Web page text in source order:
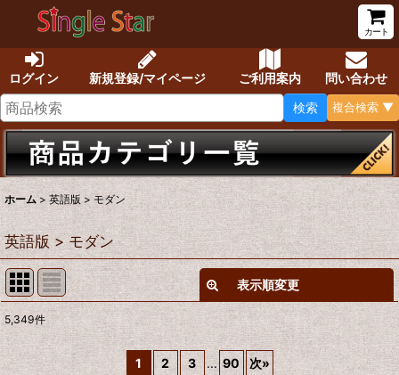
カート
ログイン 新規登録/マイページ ご利用案内
問い合わせ
検索
複合検索 ▼
ホーム > 英語版 > モダン
英語版 > モダン
表示順変更
サブカテゴリ
5,349件
1 2 3 ... 90 次»